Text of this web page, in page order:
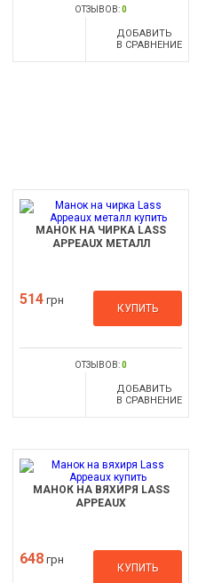
ОТЗЫВОВ:0
ДОБАВИТЬ
В СРАВНЕНИЕ
МАНОК НА ЧИРКА LASS
APPEAUX МЕТАЛЛ
514 грн
КУПИТЬ
ОТЗЫВОВ:0
ДОБАВИТЬ
В СРАВНЕНИЕ
МАНОК НА ВЯХИРЯ LASS
APPEAUX
648 грн
КУПИТЬ